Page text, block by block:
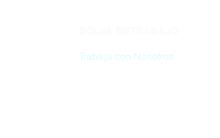
Trabaja con Nosotros